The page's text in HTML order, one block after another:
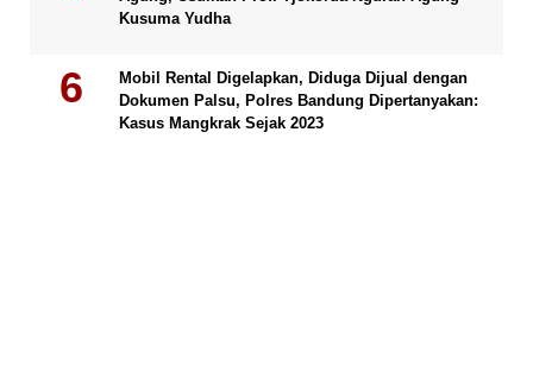
Kusuma Yudha
Mobil Rental Digelapkan, Diduga Dijual dengan
Dokumen Palsu, Polres Bandung Dipertanyakan:
Kasus Mangkrak Sejak 2023